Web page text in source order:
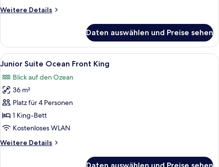
anzeigen
Weitere Details
Weitere
Suite
Ocean
Front
Daten auswählen und Preise sehen
Alle
Fotos
für
Junior
Suite
Ocean
Front
anzeigen
Ein Hotelzimmer mit Bett, Sofa,
4
Junior Suite Ocean Front King
Blick auf den Ozean
36 m²
Platz für 4 Personen
1 King-Bett
Kostenloses WLAN
Weitere Details
Weitere
Daten auswählen und Preise sehen